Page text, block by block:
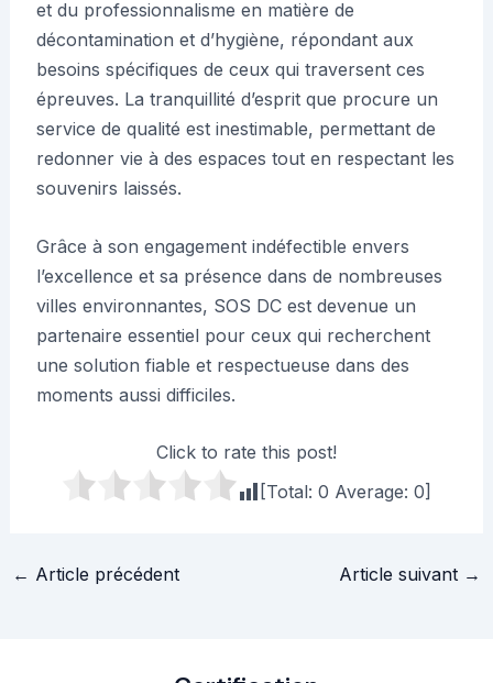
et du professionnalisme en matière de
décontamination et d’hygiène, répondant aux
besoins spécifiques de ceux qui traversent ces
épreuves. La tranquillité d’esprit que procure un
service de qualité est inestimable, permettant de
redonner vie à des espaces tout en respectant les
souvenirs laissés.
Grâce à son engagement indéfectible envers
l’excellence et sa présence dans de nombreuses
villes environnantes, SOS DC est devenue un
partenaire essentiel pour ceux qui recherchent
une solution fiable et respectueuse dans des
moments aussi difficiles.
Click to rate this post!
[Total: 0 Average: 0]
Navigation
← Article précédent Article suivant →